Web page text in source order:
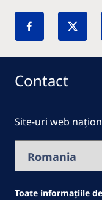
Contact
Site-uri web
Toate informațiile